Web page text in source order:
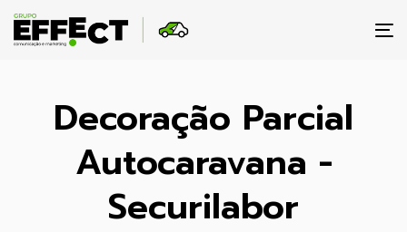
Decoração Parcial
Autocaravana -
Securilabor